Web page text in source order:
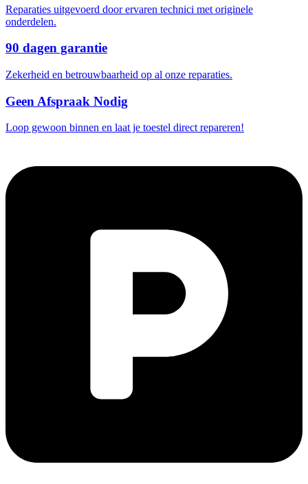
Reparaties uitgevoerd door ervaren technici met originele
onderdelen.
90 dagen garantie
Zekerheid en betrouwbaarheid op al onze reparaties.
Geen Afspraak Nodig
Loop gewoon binnen en laat je toestel direct repareren!